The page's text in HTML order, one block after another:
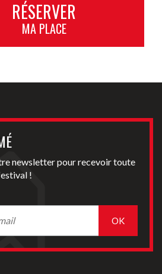
RÉSERVER
MA PLACE
newsletter pour recevoir toute
!